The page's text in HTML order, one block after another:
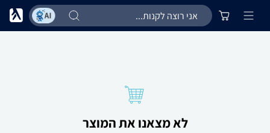
לא מצאנו את המוצר